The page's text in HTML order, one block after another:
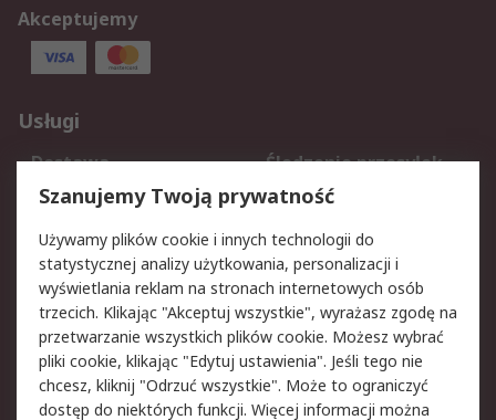
Akceptujemy
Usługi
Dostawa
Śledzenie przesyłek
Reklamacje i zwroty
Rejestracja
Aspekty prawne
Bezpieczeństwo e-
maila
Polityka dotycząca
plików cookie
Polityka prywatności
Użytkowanie witryny
Zastrzeżenia prawne
Warunki Sprzedaży
Szanujemy Twoją prywatność
Używamy plików cookie i innych technologii do
statystycznej analizy użytkowania, personalizacji i
wyświetlania reklam na stronach internetowych osób
trzecich. Klikając "Akceptuj wszystkie", wyrażasz zgodę na
przetwarzanie wszystkich plików cookie. Możesz wybrać
pliki cookie, klikając "Edytuj ustawienia". Jeśli tego nie
chcesz, kliknij "Odrzuć wszystkie". Może to ograniczyć
dostęp do niektórych funkcji. Więcej informacji można